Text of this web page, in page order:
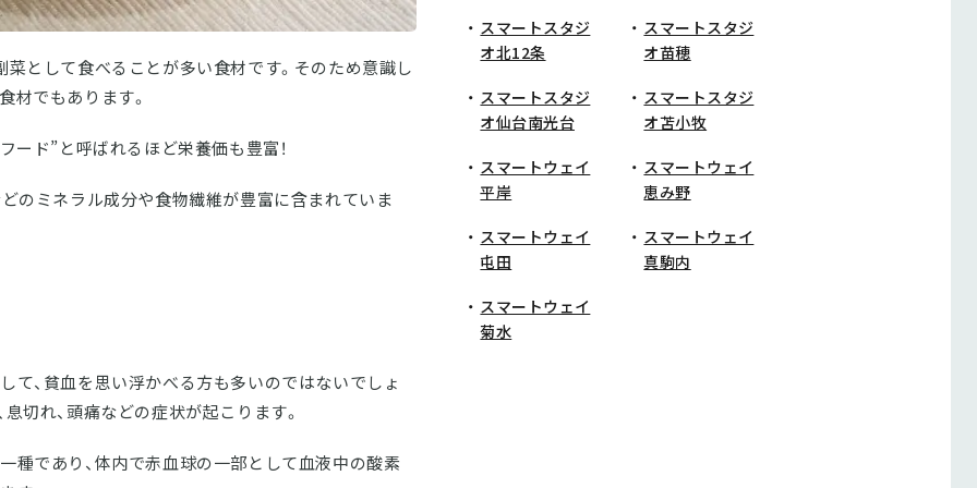
菜として食べることが多い食材です。そのため意識し
材でもあります。
ード”と呼ばれるほど栄養価も豊富！
のミネラル成分や食物繊維が豊富に含まれていま
て、貧血を思い浮かべる方も多いのではないでしょ
切れ、頭痛などの症状が起こります。
種であり、体内で赤血球の一部として血液中の酸素
スマートスタジ
オ北12条
スマートスタジ
オ苗穂
スマートスタジ
オ仙台南光台
スマートスタジ
オ苫小牧
スマートウェイ
平岸
スマートウェイ
恵み野
スマートウェイ
屯田
スマートウェイ
真駒内
スマートウェイ
菊水